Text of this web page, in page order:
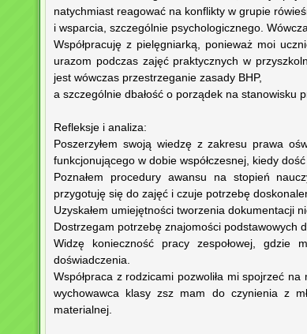
natychmiast reagować na konflikty w grupie
i wsparcia, szczególnie psychologicznego.
Współpracuję z pielęgniarką, ponieważ moi
urazom podczas zajęć praktycznych w
jest wówczas przestrzeganie zasady BHP,
a szczególnie dbałość o porządek na stanowisku
Refleksje i analiza:
Poszerzyłem swoją wiedzę z zakresu prawa
funkcjonującego w dobie współczesnej, kiedy
Poznałem procedury awansu na stopień
przygotuję się do zajęć i czuje potrzebę
Uzyskałem umiejętności tworzenia dokumentacji
Dostrzegam potrzebę znajomości podstawowych
Widzę konieczność pracy zespołowej,
doświadczenia.
Współpraca z rodzicami pozwoliła mi spojrzeć
wychowawca klasy zsz mam do czynienia z
materialnej.